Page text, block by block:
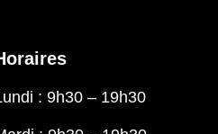
: 9h30 – 19h30